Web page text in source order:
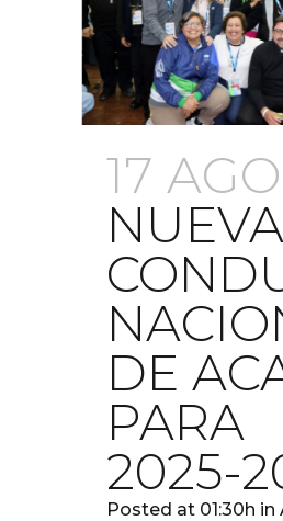
17 AGO
NUEVA
DE
PARA
2025-
Posted at 01:30h in